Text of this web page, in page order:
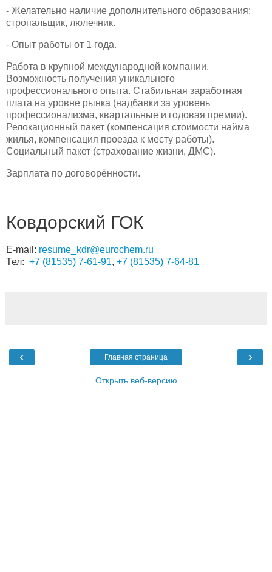
- Желательно наличие дополнительного образования:
стропальщик, люлечник.
- Опыт работы от 1 года.
Работа в крупной международной компании.
Возможность получения уникального
профессионального опыта. Стабильная заработная
плата на уровне рынка (надбавки за уровень
профессионализма, квартальные и годовая премии).
Релокационный пакет (компенсация стоимости найма
жилья, компенсация проезда к месту работы).
Социальный пакет (страхование жизни, ДМС).
Зарплата по договорённости.
Ковдорский ГОК
E-mail: resume_kdr@eurochem.ru
Тел: +7 (81535) 7-61-91, +7 (81535) 7-64-81
‹ ›
Главная страница
Открыть веб-версию